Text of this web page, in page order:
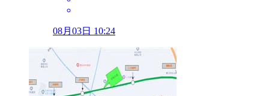
08月03日 10:24